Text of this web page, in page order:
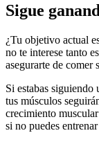
Sigue
¿Tu objetivo actual
no te interese tanto
asegurarte de comer
Si estabas siguiendo
tus músculos
crecimiento
si no puedes